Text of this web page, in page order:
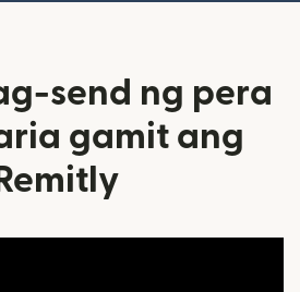
send ng pera
gamit ang
Remitly